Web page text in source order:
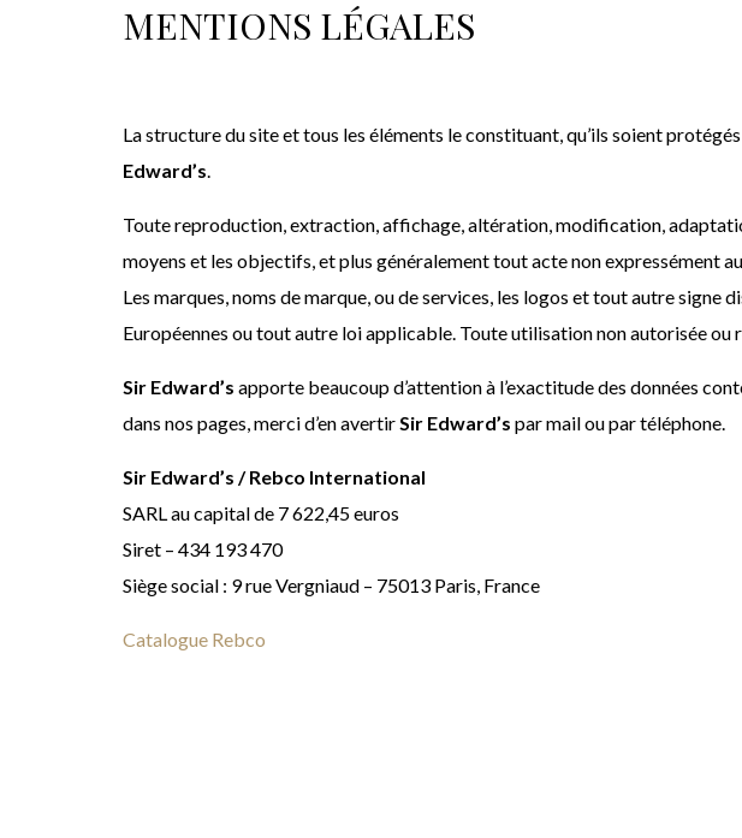
MENTIONS LÉGALES
La structure du site et tous les éléments le constituant, qu’ils soient
Edward’s.
Toute reproduction, extraction, affichage, altération, modification,
moyens et les objectifs, et plus généralement tout acte non expressément
Les marques, noms de marque, ou de services, les logos et tout autre signe
Européennes ou tout autre loi applicable. Toute utilisation non autorisée
Sir Edward’s apporte beaucoup d’attention à l’exactitude des données
dans nos pages, merci d’en avertirSir Edward’s par mail ou par téléphone.
Sir Edward’s / Rebco International
SARL au capital de 7 622,45 euros
Siret – 434 193 470
Siège social : 9 rue Vergniaud – 75013 Paris, France
Catalogue Rebco